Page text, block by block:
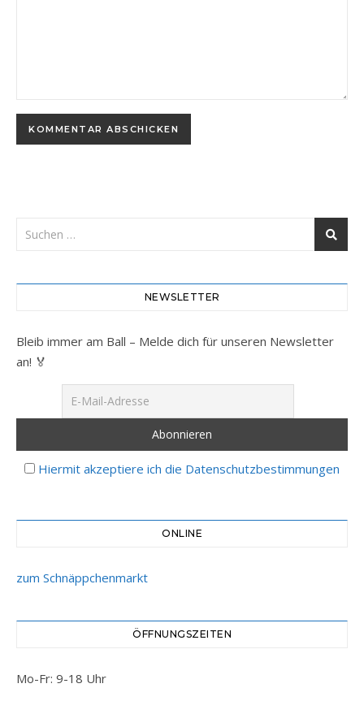
NEWSLETTER
Bleib immer am Ball – Melde dich für unseren Newsletter
an! 🏅
Hiermit akzeptiere ich die Datenschutzbestimmungen
ONLINE
zum Schnäppchenmarkt
ÖFFNUNGSZEITEN
Mo-Fr: 9-18 Uhr